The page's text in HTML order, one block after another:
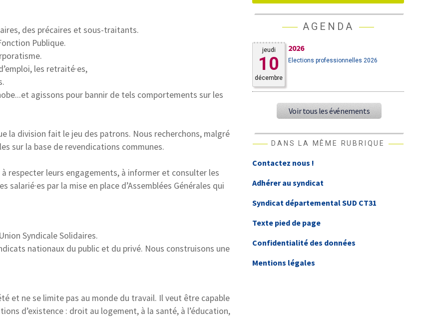
des précaires et sous-traitants.
Publique.
les retraité·es,
agissons pour bannir de tels comportements sur les
la division fait le jeu des patrons. Nous recherchons, malgré
sur la base de revendications communes.
respecter leurs engagements, à informer et consulter les
par la mise en place d’Assemblées Générales qui
Syndicale Solidaires.
nationaux du public et du privé. Nous construisons une
et ne se limite pas au monde du travail. Il veut être capable
d’existence : droit au logement, à la santé, à l’éducation,
AGENDA
jeudi
10
décembre
2026
Elections professionnelles 2026
Voir tous les événements
DANS LA MÊME RUBRIQUE
Contactez nous !
Adhérer au syndicat
Syndicat départemental SUD CT31
Texte pied de page
Confidentialité des données
Mentions légales